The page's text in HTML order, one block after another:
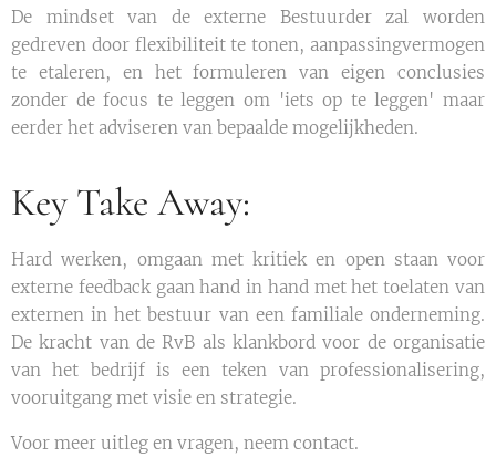
De mindset van de externe Bestuurder zal worden
gedreven door flexibiliteit te tonen, aanpassingvermogen
te etaleren, en het formuleren van eigen conclusies
zonder de focus te leggen om 'iets op te leggen' maar
eerder het adviseren van bepaalde mogelijkheden.
Key Take Away:
Hard werken, omgaan met kritiek en open staan voor
externe feedback gaan hand in hand met het toelaten van
externen in het bestuur van een familiale onderneming.
De kracht van de RvB als klankbord voor de organisatie
van het bedrijf is een teken van professionalisering,
vooruitgang met visie en strategie.
Voor meer uitleg en vragen, neem contact.